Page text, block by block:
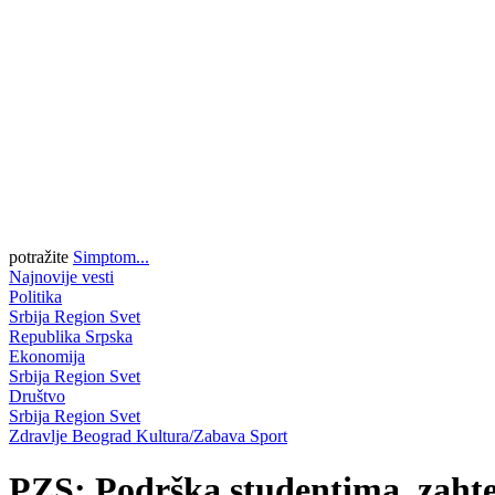
potražite Simptom...
Najnovije vesti
Politika
Srbija Region Svet
Republika Srpska
Ekonomija
Srbija Region Svet
Društvo
Srbija Region Svet
Zdravlje Beograd Kultura/Zabava Sport